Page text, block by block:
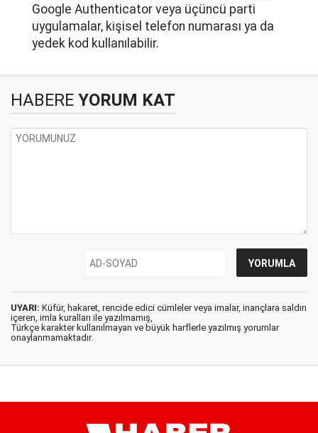
Google Authenticator veya üçüncü parti
uygulamalar, kişisel telefon numarası ya da
yedek kod kullanılabilir.
HABERE YORUM KAT
UYARI: Küfür, hakaret, rencide edici cümleler veya imalar, inançlara saldırı
içeren, imla kuralları ile yazılmamış,
Türkçe karakter kullanılmayan ve büyük harflerle yazılmış yorumlar
onaylanmamaktadır.